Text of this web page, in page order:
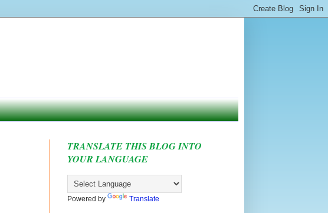
TRANSLATE THIS BLOG INTO
YOUR LANGUAGE
Powered by Translate